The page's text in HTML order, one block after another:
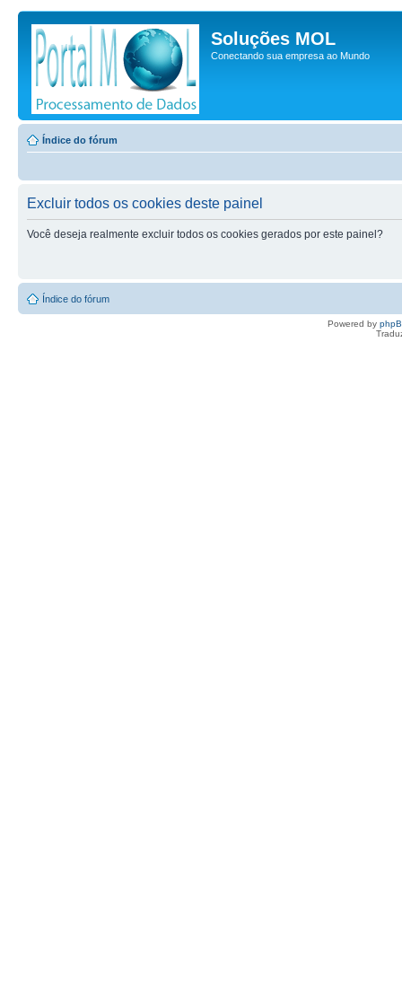
Soluções MOL
Conectando sua empresa ao Mundo
Índice do fórum
Excluir todos os cookies deste painel
Você deseja realmente excluir todos os cookies gerados por este painel?
Índice do fórum
Powered by